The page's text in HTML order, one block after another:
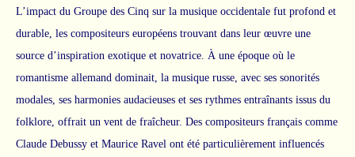
L’impact du Groupe des Cinq sur la musique occidentale fut profond et
durable, les compositeurs européens trouvant dans leur œuvre une
source d’inspiration exotique et novatrice. À une époque où le
romantisme allemand dominait, la musique russe, avec ses sonorités
modales, ses harmonies audacieuses et ses rythmes entraînants issus du
folklore, offrait un vent de fraîcheur. Des compositeurs français comme
Claude Debussy et Maurice Ravel ont été particulièrement influencés